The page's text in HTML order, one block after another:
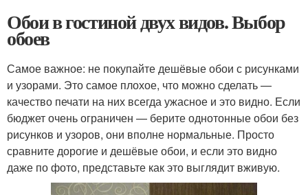
Обои в гостиной двух видов. Выбор
обоев
Самое важное: не покупайте дешёвые обои с рисунками
и узорами. Это самое плохое, что можно сделать —
качество печати на них всегда ужасное и это видно. Если
бюджет очень ограничен — берите однотонные обои без
рисунков и узоров, они вполне нормальные. Просто
сравните дорогие и дешёвые обои, и если это видно
даже по фото, представьте как это выглядит вживую.